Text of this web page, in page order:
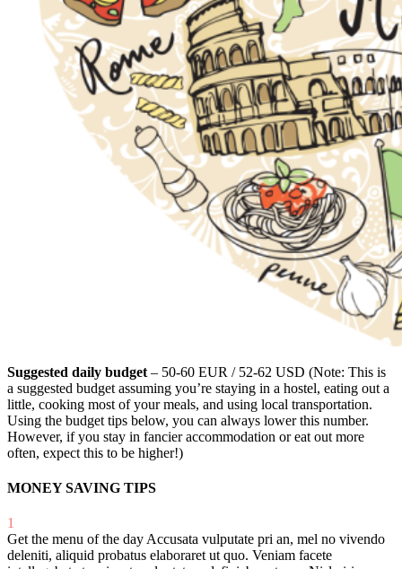
Suggested daily budget – 50-60 EUR / 52-62 USD (Note: This is
a suggested budget assuming you’re staying in a hostel, eating out a
little, cooking most of your meals, and using local transportation.
Using the budget tips below, you can always lower this number.
However, if you stay in fancier accommodation or eat out more
often, expect this to be higher!)
MONEY SAVING TIPS
1
Get the menu of the day Accusata vulputate pri an, mel no vivendo
deleniti, aliquid probatus elaboraret ut quo. Veniam facete